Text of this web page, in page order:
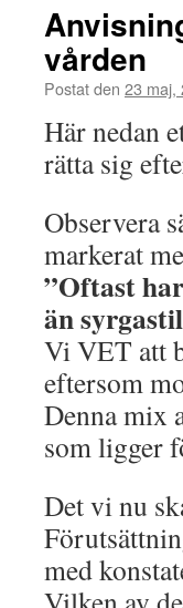
vården
Postat den 23 maj,
Här nedan
rätta sig
Observera
markerat
”Oftast
än
Vi VET att
eftersom
Denna mix
som ligger
Det vi nu
med